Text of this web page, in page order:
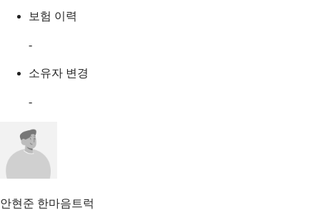
보험 이력
-
소유자 변경
-
안현준 한마음트럭